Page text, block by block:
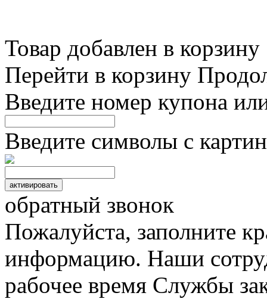
Товар добавлен в корзину
Перейти в корзину
Введите номер купона
Введите символы с
обратный звонок
Пожалуйста, заполните
информацию. Наши
рабочее время Службы